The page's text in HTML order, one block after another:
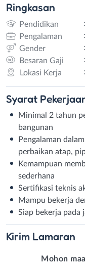
Ringkasan
Pendidikan :
Pengalaman
:
Gender
:
Besaran Gaji
:
Lokasi Kerja
:
Syarat
Minimal 2 tahun
bangunan
Pengalaman
perbaikan atap,
Kemampuan
sederhana
Sertifikasi teknis
Mampu bekerja
Siap bekerja pada
Kirim Lamaran
Mohon